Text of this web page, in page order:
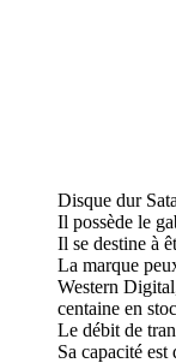
Disque dur
Il possède le
Il se destine à
La marque
Western
centaine en
Le débit de
Sa capacité est